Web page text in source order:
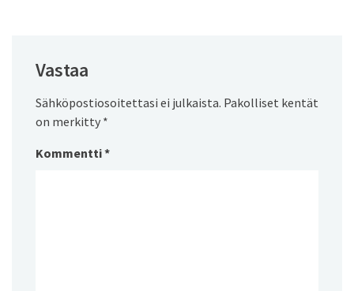
Vastaa
Sähköpostiosoitettasi ei julkaista. Pakolliset kentät
on merkitty *
Kommentti*